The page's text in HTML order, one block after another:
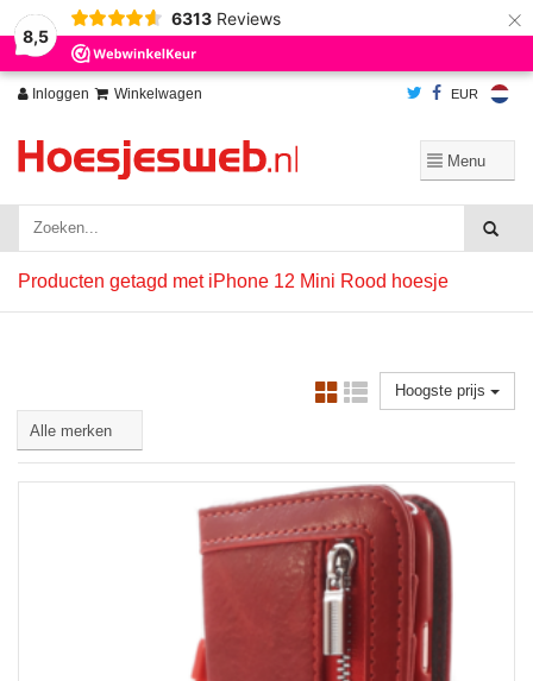
8,5
6313 Reviews ×
Inloggen Winkelwagen EUR
Producten getagd met iPhone 12 Mini Rood hoesje
Hoogste prijs
Wij slaan cookies op om onze website te verbeteren. Is dat akkoord?
Ja
Nee